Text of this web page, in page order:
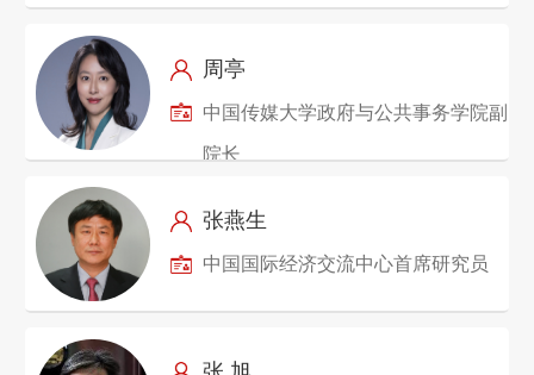
周亭
中国传媒大学政府与公共事务学院副
院长
张燕生
中国国际经济交流中心首席研究员